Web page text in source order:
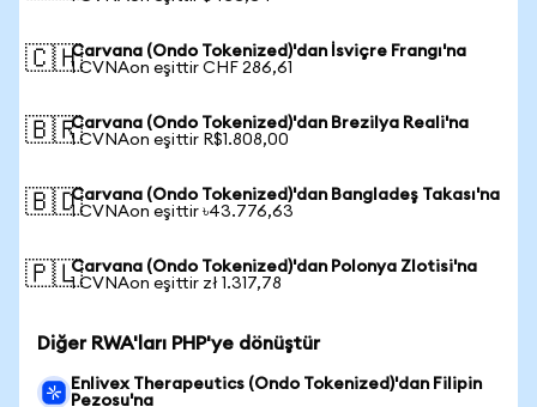
🇨🇭Carvana (Ondo Tokenized)'dan İsviçre Frangı'na
1 CVNAon eşittir CHF 286,61
🇧🇷Carvana (Ondo Tokenized)'dan Brezilya Reali'na
1 CVNAon eşittir R$1.808,00
🇧🇩Carvana (Ondo Tokenized)'dan Bangladeş Takası'na
1 CVNAon eşittir ৳43.776,63
🇵🇱Carvana (Ondo Tokenized)'dan Polonya Zlotisi'na
1 CVNAon eşittir zł 1.317,78
Diğer RWA'ları PHP'ye dönüştür
Enlivex Therapeutics (Ondo Tokenized)'dan Filipin
Pezosu'na